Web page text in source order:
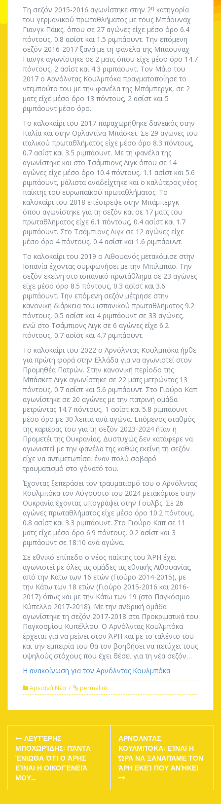
Τη σεζόν 2015-2016 αγωνίστηκε στην 2η κατηγορία
του γερμανικού πρωταθλήματος με τους Μπάουναχ
Γιανγκ Πάικς, όπου σε 27 αγώνες είχε μέσο όρο 6.4
πόντους, 0.8 ασίστ και 1.5 ριμπάουντ. Την επόμενη
σεζόν 2016-2017 ξανά με τη φανέλα της Μπάουναχ
Γιανγκ αγωνίστηκε σε 2 ματς όπου είχε μέσο όρο 14.7
πόντους, 2 ασίστ και 4.3 ριμπάουντ. Τον Μάιο του
2017 ο Αρνόλντας Κουλμπόκα πραγματοποίησε το
ντεμπούτο του με την φανέλα της Μπάμπεργκ, σε 2
ματς είχε μέσο όρο 13 πόντους, 2 ασίστ και 5
ριμπάουντ μέσο όρο.
Το καλοκαίρι του 2017 παραχωρήθηκε δανεικός στην
Ιταλία και στην Ορλαντίνα Μπάσκετ. Σε 29 αγώνες του
ιταλικού πρωταθλήματος είχε μέσο όρο 8.3 πόντους,
0.7 ασίστ και 3.5 ριμπάουντ. Με τη φανέλα της
αγωνίστηκε και στο Τσάμπιονς Λιγκ όπου σε 14
αγώνες είχε μέσο όρο 10.4 πόντους, 1.1 ασίστ και 5.6
ριμπάουντ, μάλιστα αναδείχτηκε και ο καλύτερος νέος
παίκτης του ευρωπαϊκού πρωταθλήματος. Το
καλοκαίρι του 2018 επέστρεψε στην Μπάμπεργκ
όπου αγωνίστηκε για τη σεζόν και σε 17 ματς του
πρωταθλήματος είχε 6.1 πόντους, 0.4 ασίστ και 1.7
ριμπάουντ. Στο Τσάμπιονς Λιγκ σε 12 αγώνες είχε
μέσο όρο 4 πόντους, 0.4 ασίστ και 1.6 ριμπάουντ.
Το καλοκαίρι του 2019 ο Λιθουανός μετακόμισε στην
Ισπανία έχοντας συμφωνήσει με την Μπιλμπάο. Την
σεζόν εκείνη στο ισπανικό πρωτάθλημα σε 23 αγώνες
είχε μέσο όρο 8.5 πόντους, 0.3 ασίστ και 3.6
ριμπάουντ. Την επόμενη σεζόν μέτρησε στην
κανονική διάρκεια του ισπανικού πρωταθλήματος 9.2
πόντους, 0.5 ασίστ και 4 ριμπάουντ σε 33 αγώνες,
ενώ στο Τσάμπιονς Λιγκ σε 6 αγώνες είχε 6.2
πόντους, 0.7 ασίστ και 4.7 ριμπάουντ.
Το καλοκαίρι του 2022 ο Αρνόλντας Κουλμπόκα ήρθε
για πρώτη φορά στην Ελλάδα για να αγωνιστεί στον
Προμηθέα Πατρών. Στην κανονική περίοδο της
Μπάσκετ Λιγκ αγωνίστηκε σε 22 ματς μετρώντας 13
πόντους, 0.7 ασίστ και 5.6 ριμπάουντ. Στο Γιούρο Καπ
αγωνίστηκε σε 20 αγώνες με την πατρινή ομάδα
μετρώντας 14.7 πόντους, 1 ασίστ και 5.8 ριμπάουντ
μέσο όρο με 30 λεπτά ανά αγώνα. Επόμενος σταθμός
της καριέρας του για τη σεζόν 2023-2024 ήταν η
Προμετέι της Ουκρανίας. Δυστυχώς δεν κατάφερε να
αγωνιστεί με την φανέλα της καθώς εκείνη τη σεζόν
είχε να αντιμετωπίσει έναν πολύ σοβαρό
τραυματισμό στο γόνατό του.
Έχοντας ξεπεράσει τον τραυματισμό του ο Αρνόλντας
Κουλμπόκα τον Αύγουστο του 2024 μετακόμισε στην
Ουκρανία έχοντας υπογράψει στην Γουλβς. Σε 26
αγώνες πρωταθλήματος είχε μέσο όρο 10.2 πόντους,
0.8 ασίστ και 3.3 ριμπάουντ. Στο Γιούρο Καπ σε 11
ματς είχε μέσο όρο 6.9 πόντους, 0.2 ασίστ και 3
ριμπάουντ σε 18:10 ανά αγώνα.
Σε εθνικό επίπεδο ο νέος παίκτης του ΆΡΗ έχει
αγωνιστεί με όλες τις ομάδες τις εθνικής Λιθουανίας,
από την Κάτω των 16 ετών (Γιούρο 2014-2015), με
την Κάτω των 18 ετών (Γιούρο 2015-2016 και 2016-
2017) όπως και με την Κάτω των 19 (στο Παγκόσμιο
Κύπελλο 2017-2018). Με την ανδρική ομάδα
αγωνίστηκε τη σεζόν 2017-2018 στα Προκριματικά του
Παγκοσμίου Κυπέλλου. Ο Αρνόλντας Κουλμπόκα
έρχεται για να μείνει στον ΆΡΗ και με το ταλέντο του
και την εμπειρία του θα τον βοηθήσει να πετύχει τους
υψηλούς στόχους που έχει θέσει για τη νέα σεζόν…
Η ανακοίνωση για τον Αρνόλντας Κουλμπόκα
Αρειανά Νέα permalink
Post
navigation
ΛΕΥΤΈΡΗΣ
ΜΠΟΧΩΡΊΔΗΣ: ΠΆΝΤΑ
ΈΝΙΩΘΑ ΌΤΙ Ο ΆΡΗΣ
ΕΊΝΑΙ Η ΟΙΚΟΓΈΝΕΙΆ
ΜΟΥ…
ΑΡΝΌΛΝΤΑΣ
ΚΟΥΛΜΠΌΚΑ: ΕΊΝΑΙ Η
ΏΡΑ ΝΑ ΞΑΝΑΠΆΜΕ ΤΟΝ
ΆΡΗ ΕΚΕΊ ΠΟΥ ΑΝΉΚΕΙ